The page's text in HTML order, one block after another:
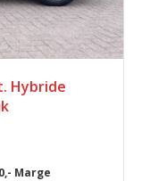
Hybride
Marge